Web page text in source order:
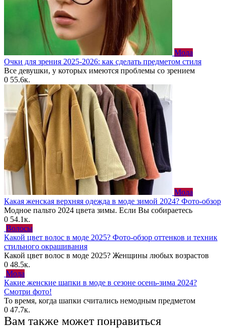
Мода
Очки для зрения 2025-2026: как сделать предметом стиля
Все девушки, у которых имеются проблемы со зрением
0 55.6к.
Мода
Какая женская верхняя одежда в моде зимой 2024? Фото-обзор
Модное пальто 2024 цвета зимы. Если Вы собираетесь
0 54.1к.
Волосы
Какой цвет волос в моде 2025? Фото-обзор оттенков и техник
стильного окрашивания
Какой цвет волос в моде 2025? Женщины любых возрастов
0 48.5к.
Мода
Какие женские шапки в моде в сезоне осень-зима 2024?
Смотри фото!
То время, когда шапки считались немодным предметом
0 47.7к.
Вам также может понравиться